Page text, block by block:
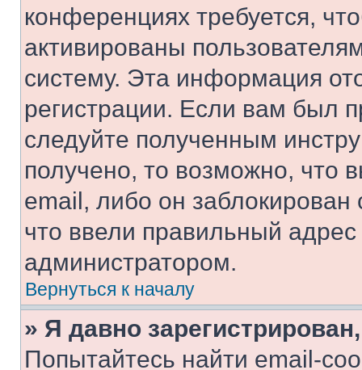
конференциях требуется,
активированы
систему. Эта информация
регистрации. Если вам был
следуйте полученным
получено, то возможно, что
email, либо он
что ввели правильный адрес
администратором.
Вернуться к началу
» Я давно
Попытайтесь найти email-